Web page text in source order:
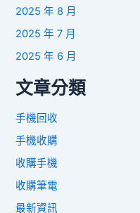
2025 年 8 月
2025 年 7 月
2025 年 6 月
文章分類
手機回收
手機收購
收購手機
收購筆電
最新資訊